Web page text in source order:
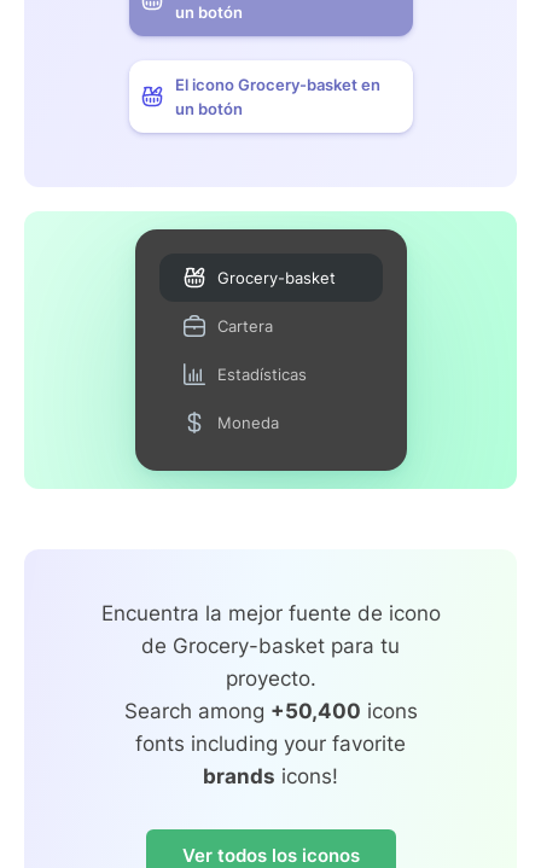
un botón
El icono Grocery-basket en
un botón
Grocery-basket
Cartera
Estadísticas
Moneda
Encuentra la mejor fuente de icono
de Grocery-basket para tu
proyecto.
Search among +50,400 icons
fonts including your favorite
brands icons!
Ver todos los iconos